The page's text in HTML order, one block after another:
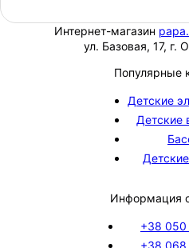
Интернет-магазин
ул. Базовая, 17, г.
Популярные
Детские
Детские
Информация
+38
+38